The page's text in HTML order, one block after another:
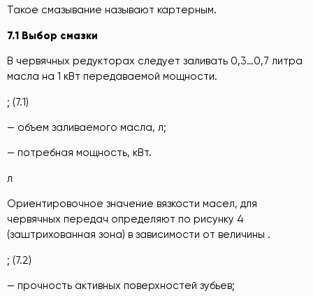
Такое смазывание называют картерным.
7.1 Выбор смазки
В червячных редукторах следует заливать 0,3…0,7 литра
масла на 1 кВт передаваемой мощности.
; (7.1)
— объем заливаемого масла, л;
— потребная мощность, кВт.
л
Ориентировочное значение вязкости масел, для
червячных передач определяют по рисунку 4
(заштрихованная зона) в зависимости от величины .
; (7.2)
— прочность активных поверхностей зубьев;